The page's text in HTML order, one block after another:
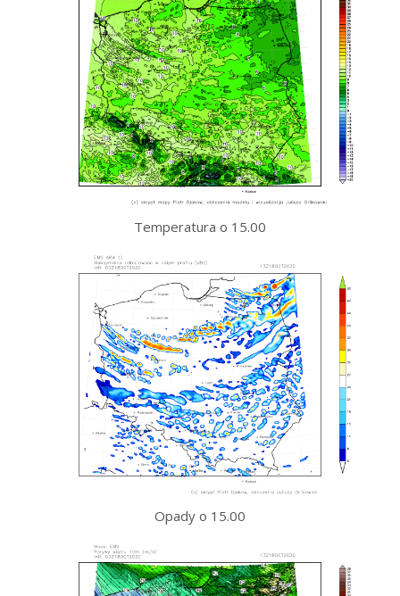
Temperatura o 15.00
Opady o 15.00